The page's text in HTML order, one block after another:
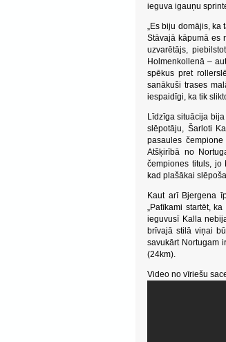
ieguva igauņu
„Es biju domājis, ka
Stāvajā kāpumā es
uzvarētājs,
Holmenkollenā –
spēkus pret
sanākuši trases
iespaidīgi, ka tik
Līdzīga situācija
slēpotāju, Šarloti
pasaules
Atšķirībā no
čempiones tituls, jo
kad plašākai
Kaut arī Bjergena
„Patīkami startēt,
ieguvusī Kalla
brīvajā stilā viņai
savukārt Nortugam
(24km).
Video no vīriešu